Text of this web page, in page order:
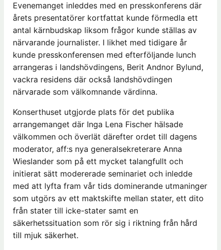
Evenemanget inleddes med en presskonferens där
årets presentatörer kortfattat kunde förmedla ett
antal kärnbudskap liksom frågor kunde ställas av
närvarande journalister. I likhet med tidigare år
kunde presskonferensen med efterföljande lunch
arrangeras i landshövdingens, Berit Andnor Bylund,
vackra residens där också landshövdingen
närvarade som välkomnande värdinna.
Konserthuset utgjorde plats för det publika
arrangemanget där Inga Lena Fischer hälsade
välkommen och överlät därefter ordet till dagens
moderator, aff:s nya generalsekreterare Anna
Wieslander som på ett mycket talangfullt och
initierat sätt modererade seminariet och inledde
med att lyfta fram vår tids dominerande utmaninger
som utgörs av ett maktskifte mellan stater, ett dito
från stater till icke-stater samt en
säkerhetssituation som rör sig i riktning från hård
till mjuk säkerhet.